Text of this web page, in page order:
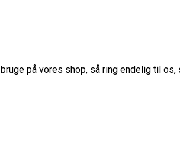
på vores shop, så ring endelig til